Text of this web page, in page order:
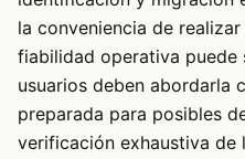
la conveniencia de
fiabilidad operativa puede
usuarios deben abordarla
preparada para posibles
verificación exhaustiva de